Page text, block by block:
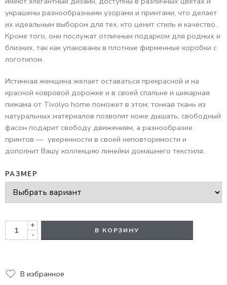
украшены разнообразными узорами и принтами, что делает
их идеальным выбором для тех, кто ценит стиль и качество.
Кроме того, они послужат отличным подарком для родных и
близких, так как упакованы в плотные фирменные коробки с
логотипом.
Истинная женщина желает оставаться прекрасной и на
красной ковровой дорожке и в своей спальне и шикарная
пижама от Tivolyo home поможет в этом; тонкая ткань из
натуральных материалов позволит коже дышать, свободный
фасон подарит свободу движениям, а разнообразие
принтов — уверенности в своей неповторимости и
дополнит Вашу коллекцию линейки домашнего текстиля.
РАЗМЕР
+
-
В КОРЗИНУ
В избранное